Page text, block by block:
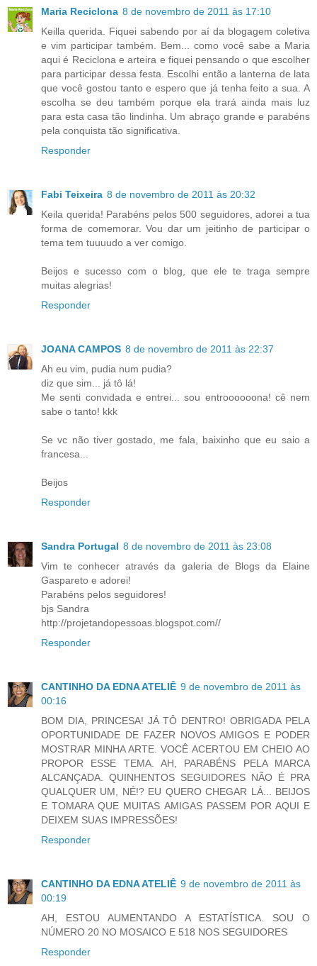
Maria Reciclona 8 de novembro de 2011 às 17:10
Keilla querida. Fiquei sabendo por aí da blogagem coletiva
e vim participar também. Bem... como você sabe a Maria
aqui é Reciclona e arteira e fiquei pensando o que escolher
para participar dessa festa. Escolhi então a lanterna de lata
que você gostou tanto e espero que já tenha feito a sua. A
escolha se deu também porque ela trará ainda mais luz
para esta casa tão lindinha. Um abraço grande e parabéns
pela conquista tão significativa.
Responder
Fabi Teixeira 8 de novembro de 2011 às 20:32
Keila querida! Parabéns pelos 500 seguidores, adorei a tua
forma de comemorar. Vou dar um jeitinho de participar o
tema tem tuuuudo a ver comigo.
Beijos e sucesso com o blog, que ele te traga sempre
muitas alegrias!
Responder
JOANA CAMPOS 8 de novembro de 2011 às 22:37
Ah eu vim, pudia num pudia?
diz que sim... já tô lá!
Me senti convidada e entrei... sou entroooooona! cê nem
sabe o tanto! kkk
Se vc não tiver gostado, me fala, baixinho que eu saio a
francesa...
Beijos
Responder
Sandra Portugal 8 de novembro de 2011 às 23:08
Vim te conhecer através da galeria de Blogs da Elaine
Gaspareto e adorei!
Parabéns pelos seguidores!
bjs Sandra
http://projetandopessoas.blogspot.com//
Responder
CANTINHO DA EDNA ATELIÊ 9 de novembro de 2011 às
00:16
BOM DIA, PRINCESA! JÁ TÔ DENTRO! OBRIGADA PELA
OPORTUNIDADE DE FAZER NOVOS AMIGOS E PODER
MOSTRAR MINHA ARTE. VOCÊ ACERTOU EM CHEIO AO
PROPOR ESSE TEMA. AH, PARABÉNS PELA MARCA
ALCANÇADA. QUINHENTOS SEGUIDORES NÃO É PRA
QUALQUER UM, NÉ!? EU QUERO CHEGAR LÁ... BEIJOS
E TOMARA QUE MUITAS AMIGAS PASSEM POR AQUI E
DEIXEM SUAS IMPRESSÕES!
Responder
CANTINHO DA EDNA ATELIÊ 9 de novembro de 2011 às
00:19
AH, ESTOU AUMENTANDO A ESTATÍSTICA. SOU O
NÚMERO 20 NO MOSAICO E 518 NOS SEGUIDORES
Responder